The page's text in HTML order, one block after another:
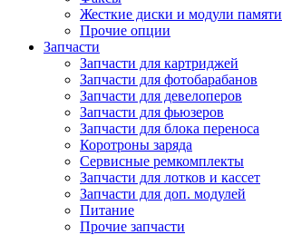
Жесткие диски и модули памяти
Прочие опции
Запчасти
Запчасти для картриджей
Запчасти для фотобарабанов
Запчасти для девелоперов
Запчасти для фьюзеров
Запчасти для блока переноса
Коротроны заряда
Сервисные ремкомплекты
Запчасти для лотков и кассет
Запчасти для доп. модулей
Питание
Прочие запчасти